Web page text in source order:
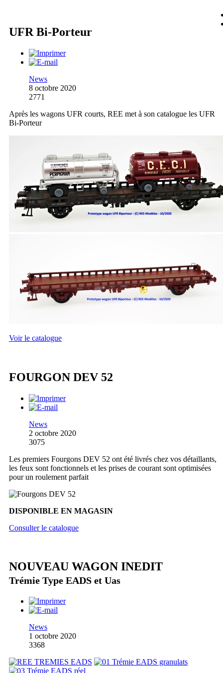
UFR Bi-Porteur
News
8 octobre 2020
2771
Après les wagons UFR courts, REE met à son catalogue les UFR
Bi-Porteur
Voir le catalogue
FOURGON DEV 52
News
2 octobre 2020
3075
Les premiers Fourgons DEV 52 ont été livrés chez vos détaillants,
les feux sont fonctionnels et les prises de courant sont optimisées
pour un roulement parfait
DISPONIBLE EN MAGASIN
Consulter le catalogue
NOUVEAU WAGON INEDIT
Trémie Type EADS et Uas
News
1 octobre 2020
3368